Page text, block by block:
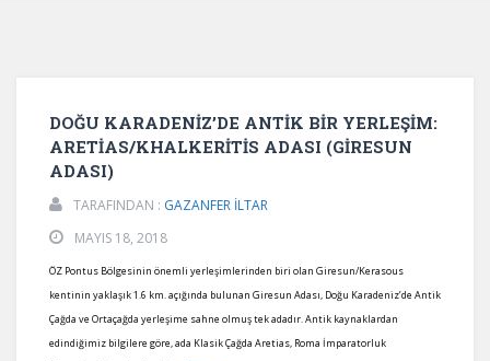
DOĞU KARADENİZ’DE ANTİK BİR YERLEŞİM:
ARETİAS/KHALKERİTİS ADASI (GİRESUN
ADASI)
TARAFINDAN : GAZANFER İLTAR
MAYIS 18, 2018
ÖZ Pontus Bölgesinin önemli yerleşimlerinden biri olan Giresun/Kerasous
kentinin yaklaşık 1.6 km. açığında bulunan Giresun Adası, Doğu Karadeniz’de Antik
Çağda ve Ortaçağda yerleşime sahne olmuş tek adadır. Antik kaynaklardan
edindiğimiz bilgilere göre, ada Klasik Çağda Aretias, Roma İmparatorluk